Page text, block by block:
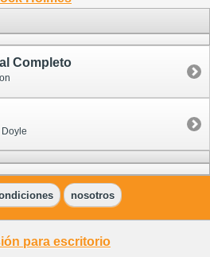
Completo
nosotros
para escritorio